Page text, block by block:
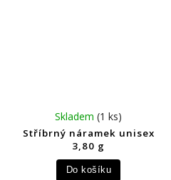
Stříbrný náramek unisex
3,80 g
Skladem(1 ks)
Do košíku